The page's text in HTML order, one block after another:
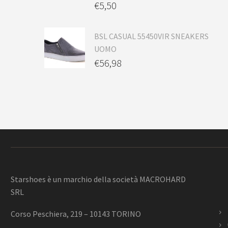
€5,50
BSL CASUAL 55450VIR SNEAKERS
UOMO
€56,98
Starshoes è un marchio della società MACROHARD
SRL
Corso Peschiera, 219 – 10143 TORINO